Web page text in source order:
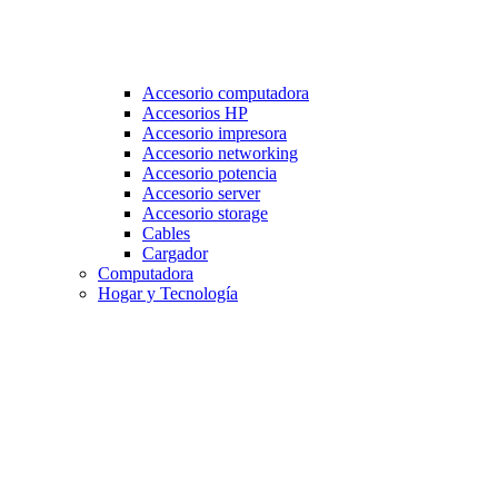
Accesorio computadora
Accesorios HP
Accesorio impresora
Accesorio networking
Accesorio potencia
Accesorio server
Accesorio storage
Cables
Cargador
Computadora
Hogar y Tecnología